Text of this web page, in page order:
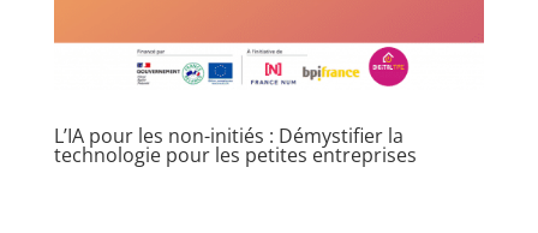
L’IA pour les non-initiés : Démystifier la
technologie pour les petites entreprises